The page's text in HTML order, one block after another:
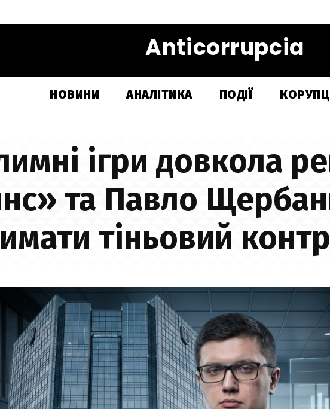
Anticorrupcia
НОВИНИ АНАЛІТИКА ПОДІЇ
ігри довкола
та Павло
тіньовий